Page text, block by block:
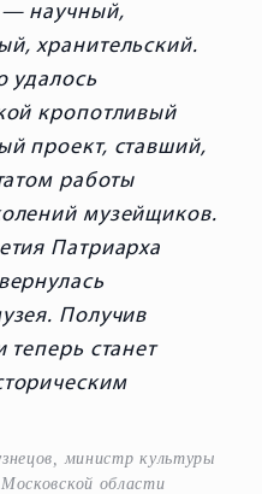
министр культуры
области
— научный,
хранительский.
удалось
кропотливый
проект, ставший,
работы
музейщиков.
Патриарха
Получив
станет